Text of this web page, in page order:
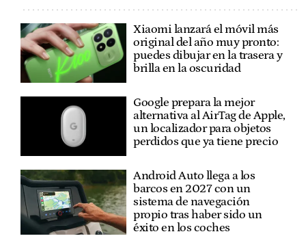
Xiaomi lanzará el móvil más
original del año muy pronto:
puedes dibujar en la trasera y
brilla en la oscuridad
Google prepara la mejor
alternativa al AirTag de Apple,
un localizador para objetos
perdidos que ya tiene precio
Android Auto llega a los
barcos en 2027 con un
sistema de navegación
propio tras haber sido un
éxito en los coches